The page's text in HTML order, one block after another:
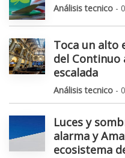
Análisis tecnico -
Toca un alto
del Continuo
escalada
Análisis tecnico -
Luces y
alarma y
ecosistema